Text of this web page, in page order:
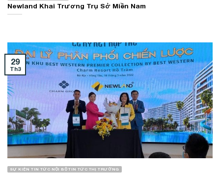
Newland Khai Trương Trụ Sở Miền Nam
SỰ KIỆN TIN TỨC NỘI BỘ TIN TỨC THỊ TRƯỜNG
29
Th3